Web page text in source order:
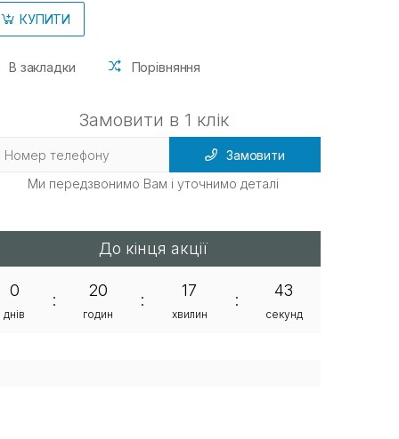
КУПИТИ
В закладки Порівняння
Замовити в 1 клік
Замовити
Ми передзвонимо Вам і уточнимо деталі
До кінця акції
0
днів
:
20
годин
:
17
хвилин
:
42
секунд